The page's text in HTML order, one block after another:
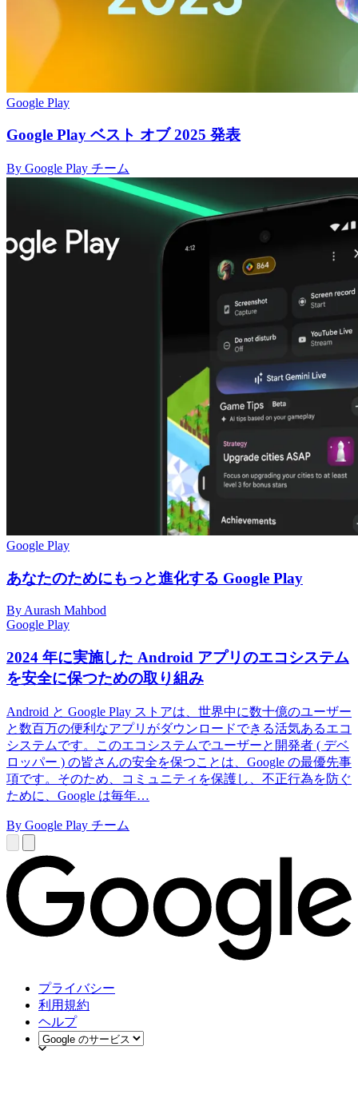
Google Play
Google Play ベスト オブ 2025 発表
By Google Play チーム
Google Play
あなたのためにもっと進化する Google Play
By Aurash Mahbod
Google Play
2024 年に実施した Android アプリのエコシステム
を安全に保つための取り組み
Android と Google Play ストアは、世界中に数十億のユーザー
と数百万の便利なアプリがダウンロードできる活気あるエコ
システムです。このエコシステムでユーザーと開発者 ( デベ
ロッパー ) の皆さんの安全を保つことは、Google の最優先事
項です。そのため、コミュニティを保護し、不正行為を防ぐ
ために、Google は毎年…
By Google Play チーム
プライバシー
利用規約
ヘルプ